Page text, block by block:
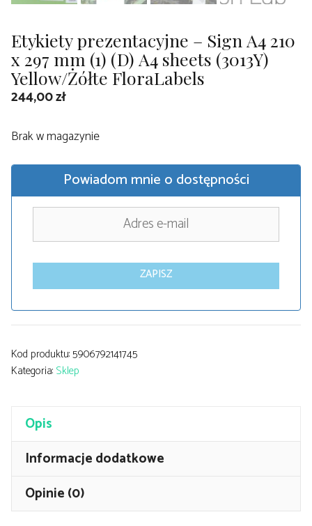
Etykiety prezentacyjne – Sign A4 210
x 297 mm (1) (D) A4 sheets (3013Y)
Yellow/Żółte FloraLabels
244,00zł
Brak w magazynie
Powiadom mnie o dostępności
ZAPISZ
Kod produktu:5906792141745
Kategoria: Sklep
Opis
Informacje dodatkowe
Opinie (0)